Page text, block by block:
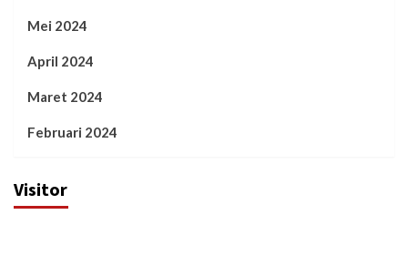
Mei 2024
April 2024
Maret 2024
Februari 2024
Visitor